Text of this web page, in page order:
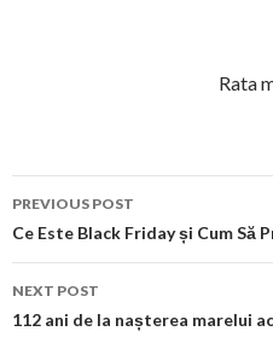
Rata
Post
navigation
PREVIOUS POST
Ce Este Black Friday și Cum Să
NEXT POST
112 ani de la nașterea marelui